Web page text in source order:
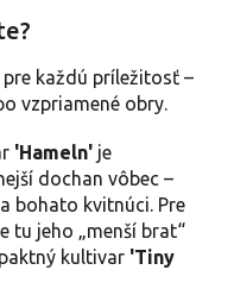
každú príležitosť –
vzpriamené obry.
'Hameln' je
dochan vôbec –
bohato kvitnúci. Pre
tu jeho „menší brat“
kultivar 'Tiny